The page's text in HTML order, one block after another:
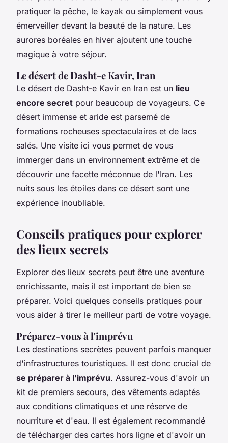
pratiquer la pêche, le kayak ou simplement vous
émerveiller devant la beauté de la nature. Les
aurores boréales en hiver ajoutent une touche
magique à votre séjour.
Le désert de Dasht-e Kavir, Iran
Le désert de Dasht-e Kavir en Iran est un lieu
encore secret pour beaucoup de voyageurs. Ce
désert immense et aride est parsemé de
formations rocheuses spectaculaires et de lacs
salés. Une visite ici vous permet de vous
immerger dans un environnement extrême et de
découvrir une facette méconnue de l'Iran. Les
nuits sous les étoiles dans ce désert sont une
expérience inoubliable.
Conseils pratiques pour explorer
des lieux secrets
Explorer des lieux secrets peut être une aventure
enrichissante, mais il est important de bien se
préparer. Voici quelques conseils pratiques pour
vous aider à tirer le meilleur parti de votre voyage.
Préparez-vous à l'imprévu
Les destinations secrètes peuvent parfois manquer
d'infrastructures touristiques. Il est donc crucial de
se préparer à l'imprévu. Assurez-vous d'avoir un
kit de premiers secours, des vêtements adaptés
aux conditions climatiques et une réserve de
nourriture et d'eau. Il est également recommandé
de télécharger des cartes hors ligne et d'avoir un